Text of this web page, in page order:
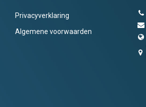
Privacyverklaring
Algemene voorwaarden